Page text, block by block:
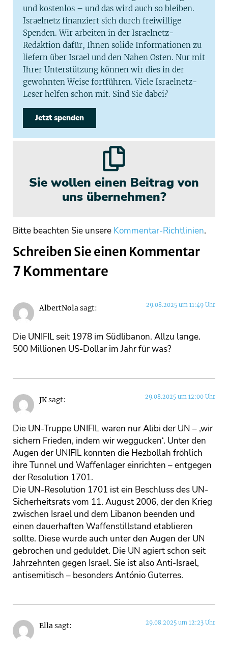
und kostenlos – und das wird auch so bleiben.
Israelnetz finanziert sich durch freiwillige
Spenden. Wir arbeiten in der Israelnetz-
Redaktion dafür, Ihnen solide Informationen zu
liefern über Israel und den Nahen Osten. Nur mit
Ihrer Unterstützung können wir dies in der
gewohnten Weise fortführen. Viele Israelnetz-
Leser helfen schon mit. Sind Sie dabei?
Jetzt spenden
Sie wollen einen Beitrag von
uns übernehmen?
Bitte beachten Sie unsere Kommentar-Richtlinien.
Schreiben Sie einen Kommentar
7 Kommentare
AlbertNolasagt: 29.08.2025 um 11:49 Uhr
Die UNIFIL seit 1978 im Südlibanon. Allzu lange.
500 Millionen US-Dollar im Jahr für was?
JKsagt: 29.08.2025 um 12:00 Uhr
Die UN-Truppe UNIFIL waren nur Alibi der UN – ‚wir
sichern Frieden, indem wir weggucken‘. Unter den
Augen der UNIFIL konnten die Hezbollah fröhlich
ihre Tunnel und Waffenlager einrichten – entgegen
der Resolution 1701.
Die UN-Resolution 1701 ist ein Beschluss des UN-
Sicherheitsrats vom 11. August 2006, der den Krieg
zwischen Israel und dem Libanon beenden und
einen dauerhaften Waffenstillstand etablieren
sollte. Diese wurde auch unter den Augen der UN
gebrochen und geduldet. Die UN agiert schon seit
Jahrzehnten gegen Israel. Sie ist also Anti-Israel,
antisemitisch – besonders António Guterres.
Ellasagt: 29.08.2025 um 12:23 Uhr